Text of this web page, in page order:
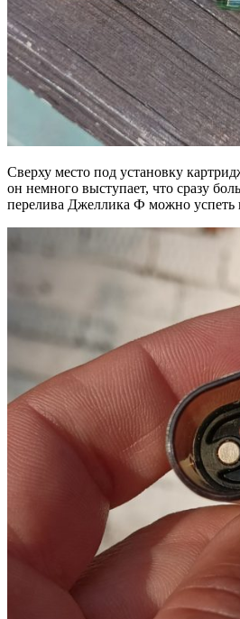
Сверху место под установку
он немного выступает, что сразу
перелива Джеллика Ф можно успеть